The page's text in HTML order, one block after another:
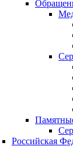
Российская